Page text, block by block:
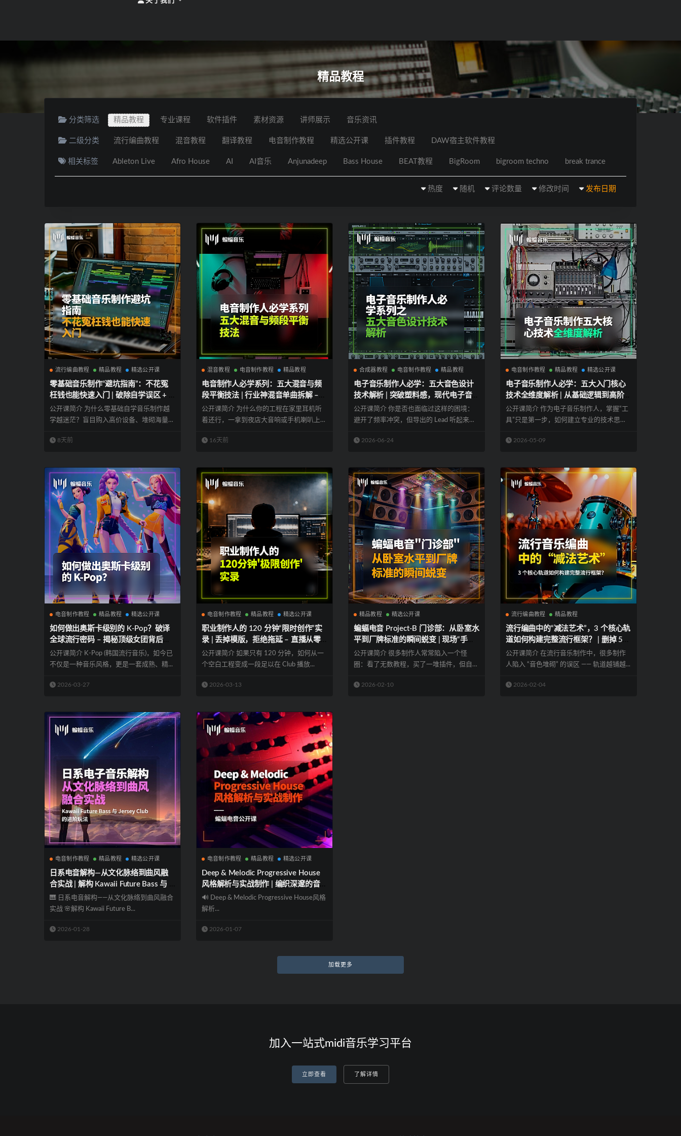
精品教程
分类筛选 精品教程 专业课程 软件插件 素材资源 讲师展示 音乐资讯
二级分类 流行编曲教程 混音教程 翻译教程 电音制作教程 精选公开课 插件教程 DAW宿主软件教程
相关标签 Ableton Live Afro House AI AI音乐 Anjunadeep Bass House BEAT教程 BigRoom bigroom techno break trance
发布日期
修改时间
评论数量
随机
热度
流行编曲教程 精品教程 精选公开课
零基础音乐制作“避坑指南”：不花冤
枉钱也能快速入门 | 破除自学误区 + 3
大核心能力拆解，从纯小白到独立完
成Demo | 蝙蝠音乐
公开课简介 为什么零基础自学音乐制作越
学越迷茫？盲目购入高价设备、堆砌海量音
8天前
混音教程 电音制作教程 精品教程
电音制作人必学系列：五大混音与频
段平衡技法 | 行业神混音单曲拆解 –
驯服动态与共振，拯救作品浑浊与缩
水！| 蝙蝠电音
公开课简介 为什么你的工程在家里耳机听
着还行，一拿到夜店大音响或手机喇叭上就
16天前
合成器教程 电音制作教程 精品教程
电子音乐制作人必学：五大音色设计
技术解析 | 突破塑料感，现代电子音
乐音色设计入门指南！| 蝙蝠电音公开
课
公开课简介 你是否也面临过这样的困境：
避开了频率冲突，但导出的 Lead 听起来
2026-06-24
电音制作教程 精品教程 精选公开课
电子音乐制作人必学：五大入门核心
技术全维度解析 | 从基础逻辑到高阶
黑魔法 – 2026电音制作人必备指南 |
蝙蝠电音公开课
公开课简介 作为电子音乐制作人，掌握“工
具”只是第一步，如何建立专业的技术思维
2026-05-09
电音制作教程 精品教程 精选公开课
如何做出奥斯卡级别的 K-Pop？破译
全球流行密码 – 揭秘顶级女团背后的
“金质”编曲逻辑 | 蝙蝠电音公开课
公开课简介 K-Pop (韩国流行音乐)，如今已
不仅是一种音乐风格，更是一套成熟、精...
2026-03-27
电音制作教程 精品教程 精选公开课
职业制作人的 120 分钟“限时创作”实
录 | 丢掉模版，拒绝拖延 – 直播从零
开始的电子音乐产出过程 | 蝙蝠电音
公开课
公开课简介 如果只有 120 分钟，如何从一
个空白工程变成一段足以在 Club 播放...
2026-03-13
精品教程 精选公开课
蝙蝠电音 Project-B 门诊部：从卧室水
平到厂牌标准的瞬间蜕变 | 现场“手术”
级诊断 – 粉丝 Demo直播分析/点评/
修改 | 蝙蝠电音公开课
公开课简介 很多制作人常常陷入一个怪
圈：看了无数教程，买了一堆插件，但自己
2026-02-10
流行编曲教程 精品教程
流行编曲中的“减法艺术”，3 个核心轨
道如何构建完整流行框架？ | 删掉 5
0% 的轨道：为什么你的音乐反而变好
听了？| 蝙蝠音乐公开课
公开课简介 在流行音乐制作中，很多制作
人陷入 “音色堆砌” 的误区 —— 轨道越铺越...
2026-02-04
电音制作教程 精品教程 精选公开课
日系电音解构—从文化脉络到曲风融
合实战 | 解构 Kawaii Future Bass 与 J
ersey Club 的进阶玩法 | 蝙蝠电音公开
课
🎹 日系电音解构——从文化脉络到曲风融合
实战 🌸解构 Kawaii Future B...
2026-01-28
电音制作教程 精品教程 精选公开课
Deep & Melodic Progressive House
风格解析与实战制作 | 编织深邃的音
频梦境 – 渐进电子乐美学全揭秘 | 蝙
蝠电音公开课
🔊 Deep & Melodic Progressive House风格
解析...
2026-01-07
加载更多
加入一站式midi音乐学习平台
立即查看 了解详情